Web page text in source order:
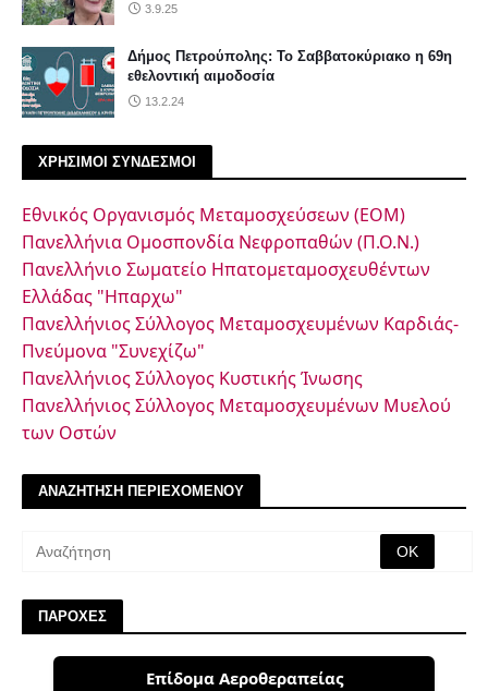
3.9.25
Δήμος Πετρούπολης: Το Σαββατοκύριακο η 69η
εθελοντική αιμοδοσία
13.2.24
ΧΡΗΣΙΜΟΙ ΣΥΝΔΕΣΜΟΙ
Εθνικός Οργανισμός Μεταμοσχεύσεων (ΕΟΜ)
Πανελλήνια Ομοσπονδία Νεφροπαθών (Π.Ο.Ν.)
Πανελλήνιο Σωματείο Ηπατομεταμοσχευθέντων
Ελλάδας "Ηπαρχω"
Πανελλήνιος Σύλλογος Μεταμοσχευμένων Καρδιάς-
Πνεύμονα "Συνεχίζω"
Πανελλήνιος Σύλλογος Κυστικής Ίνωσης
Πανελλήνιος Σύλλογος Μεταμοσχευμένων Μυελού
των Οστών
ΑΝΑΖΗΤΗΣΗ ΠΕΡΙΕΧΟΜΕΝΟΥ
ΠΑΡΟΧΕΣ
Επίδομα Αεροθεραπείας